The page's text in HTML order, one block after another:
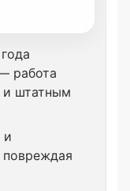
работа
и штатным
и
повреждая